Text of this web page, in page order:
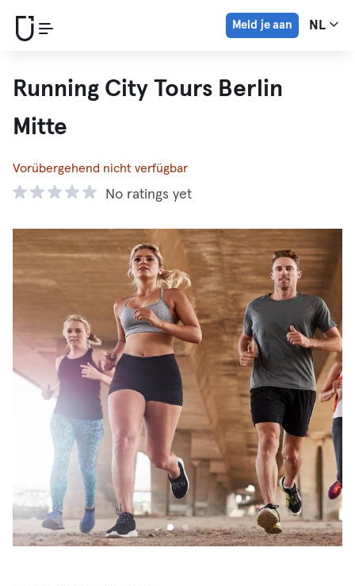
Meld je aan NL
Running City Tours Berlin
Mitte
Vorübergehend nicht verfügbar
No ratings yet